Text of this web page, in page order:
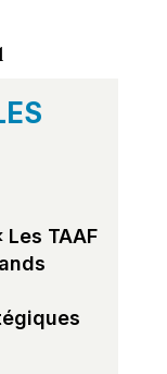
TAAF